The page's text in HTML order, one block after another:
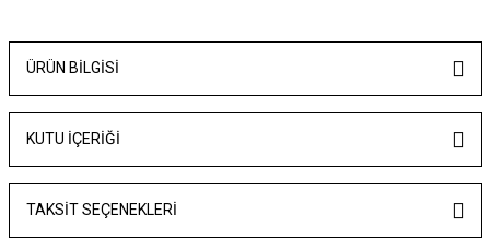
ÜRÜN BILGISI
KUTU İÇERİĞİ
TAKSIT SEÇENEKLERI